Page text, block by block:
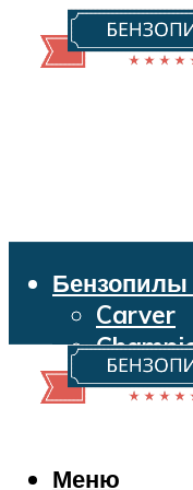
Бензопилы
Carver
Echo
Makita
Меню